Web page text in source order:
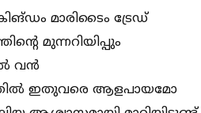
മാരിടൈം ട്രേഡ്
മുന്നറിയിപ്പും
വൻ
ഇതുവരെ ആളപായമോ